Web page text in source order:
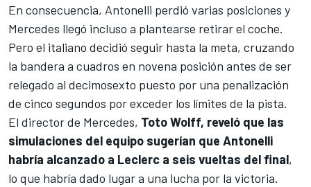
En consecuencia, Antonelli perdió varias posiciones y
Mercedes llegó incluso a plantearse retirar el coche.
Pero el italiano decidió seguir hasta la meta, cruzando
la bandera a cuadros en novena posición antes de ser
relegado al decimosexto puesto por una penalización
de cinco segundos por exceder los límites de la pista.
El director de Mercedes, Toto Wolff, reveló que las
simulaciones del equipo sugerían que Antonelli
habría alcanzado a Leclerc a seis vueltas del final,
lo que habría dado lugar a una lucha por la victoria.